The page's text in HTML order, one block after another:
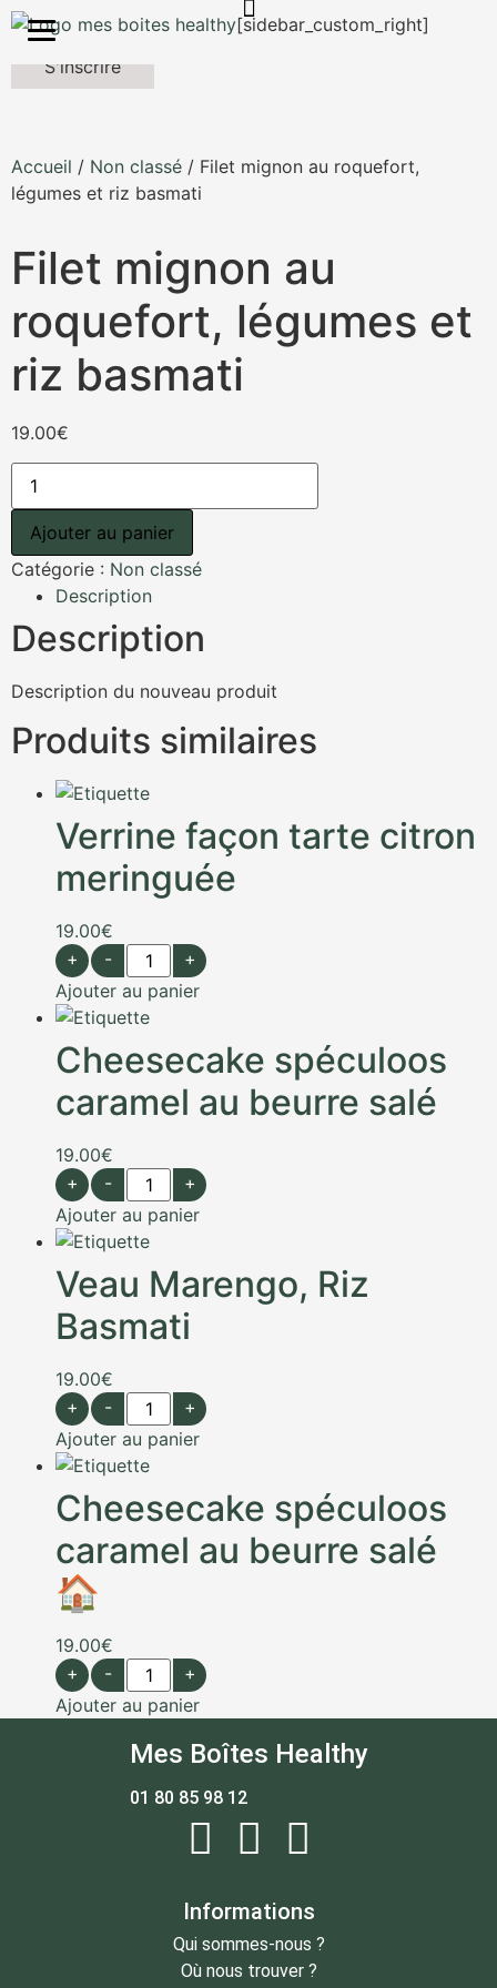
Mes Boites Healthy
[sidebar_custom_right]
S'inscrire
Accueil / Non classé / Filet mignon au roquefort,
légumes et riz basmati
Filet mignon au
roquefort, légumes et
riz basmati
19.00€
Ajouter au panier
Catégorie : Non classé
Description
Description
Description du nouveau produit
Produits similaires
Verrine façon tarte citron
meringuée
19.00€
+
-
+
Ajouter au panier
Cheesecake spéculoos
caramel au beurre salé
19.00€
+
-
+
Ajouter au panier
Veau Marengo, Riz
Basmati
19.00€
+
-
+
Ajouter au panier
Cheesecake spéculoos
caramel au beurre salé
🏠
19.00€
+
-
+
Ajouter au panier
Mes Boîtes Healthy
01 80 85 98 12
Informations
Qui sommes-nous ?
Où nous trouver ?